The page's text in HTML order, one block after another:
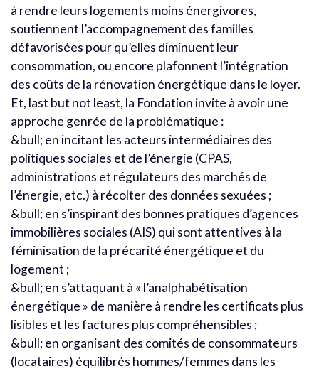
à rendre leurs logements moins énergivores,
soutiennent l’accompagnement des familles
défavorisées pour qu’elles diminuent leur
consommation, ou encore plafonnent l’intégration
des coûts de la rénovation énergétique dans le loyer.
Et, last but not least, la Fondation invite à avoir une
approche genrée de la problématique :
&bull; en incitant les acteurs intermédiaires des
politiques sociales et de l’énergie (CPAS,
administrations et régulateurs des marchés de
l’énergie, etc.) à récolter des données sexuées ;
&bull; en s’inspirant des bonnes pratiques d’agences
immobilières sociales (AIS) qui sont attentives à la
féminisation de la précarité énergétique et du
logement ;
&bull; en s’attaquant à « l’analphabétisation
énergétique » de manière à rendre les certificats plus
lisibles et les factures plus compréhensibles ;
&bull; en organisant des comités de consommateurs
(locataires) équilibrés hommes/femmes dans les